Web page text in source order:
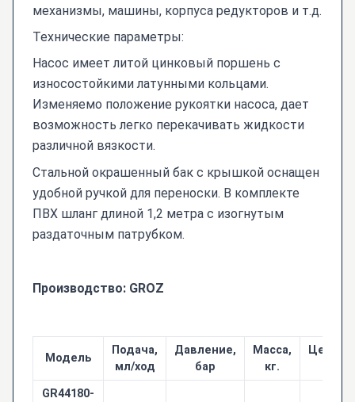
механизмы, машины, корпуса редукторов и т.д.
Технические параметры:
Насос имеет литой цинковый поршень с
износостойкими латунными кольцами.
Изменяемо положение рукоятки насоса, дает
возможность легко перекачивать жидкости
различной вязкости.
Стальной окрашенный бак с крышкой оснащен
удобной ручкой для переноски. В комплекте
ПВХ шланг длиной 1,2 метра с изогнутым
раздаточным патрубком.
Производство: GROZ
Модель
Подача,
мл/ход
Давление,
бар
Масса,
кг.
Цена с
GR44180-